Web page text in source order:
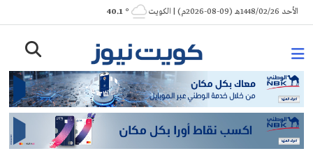
Skip
to
الأحد 1448/02/26هـ (09-08-2026م) | الكويت ° 40.1